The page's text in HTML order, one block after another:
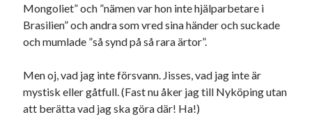
Mongoliet” och ”nämen var hon inte hjälparbetare i
Brasilien” och andra som vred sina händer och suckade
och mumlade ”så synd på så rara ärtor”.
Men oj, vad jag inte försvann. Jisses, vad jag inte är
mystisk eller gåtfull. (Fast nu åker jag till Nyköping utan
att berätta vad jag ska göra där! Ha!)